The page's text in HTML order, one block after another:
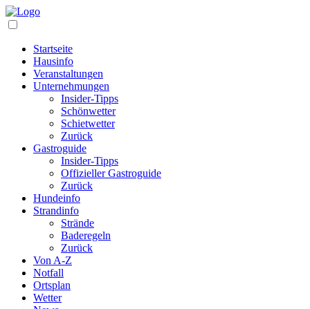
Startseite
Hausinfo
Veranstaltungen
Unternehmungen
Insider-Tipps
Schönwetter
Schietwetter
Zurück
Gastroguide
Insider-Tipps
Offizieller Gastroguide
Zurück
Hundeinfo
Strandinfo
Strände
Baderegeln
Zurück
Von A-Z
Notfall
Ortsplan
Wetter